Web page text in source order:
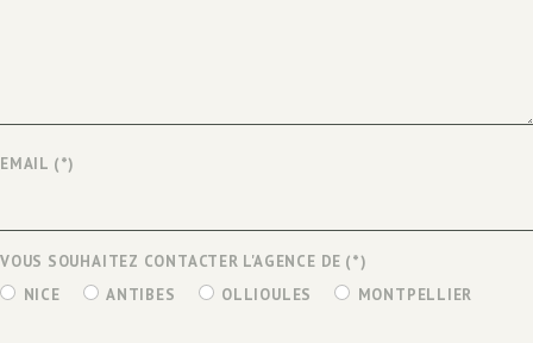
EMAIL (*)
VOUS SOUHAITEZ CONTACTER L'AGENCE DE (*)
NICE
ANTIBES OLLIOULES MONTPELLIER